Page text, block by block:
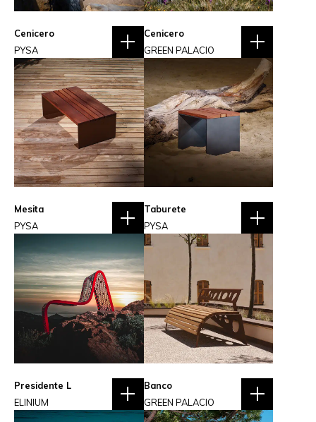
Cenicero
PYSA
Cenicero
GREEN PALACIO
Mesita
PYSA
Taburete
PYSA
Presidente L
ELINIUM
Banco
GREEN PALACIO